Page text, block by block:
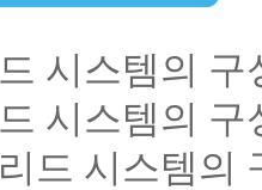
시스템의 구
시스템의
드 시스템의